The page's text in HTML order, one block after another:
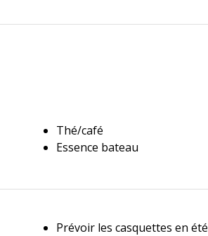
Thé/café
Essence bateau
Prévoir les casquettes en été